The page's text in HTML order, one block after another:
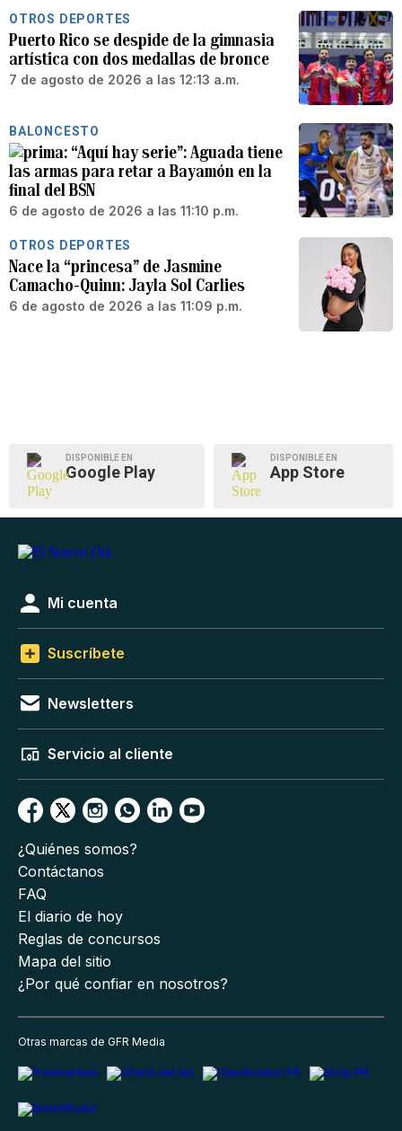
OTROS DEPORTES
Puerto Rico se despide de la gimnasia
artística con dos medallas de bronce
7 de agosto de 2026 a las 12:13 a.m.
BALONCESTO
“Aquí hay serie”: Aguada tiene
las armas para retar a Bayamón en la
final del BSN
6 de agosto de 2026 a las 11:10 p.m.
OTROS DEPORTES
Nace la “princesa” de Jasmine
Camacho-Quinn: Jayla Sol Carlies
6 de agosto de 2026 a las 11:09 p.m.
DISPONIBLE EN
Google Play
DISPONIBLE EN
App Store
Mi cuenta
Suscríbete
Newsletters
Servicio al cliente
¿Quiénes somos?
Contáctanos
FAQ
El diario de hoy
Reglas de concursos
Mapa del sitio
¿Por qué confiar en nosotros?
Otras marcas de GFR Media